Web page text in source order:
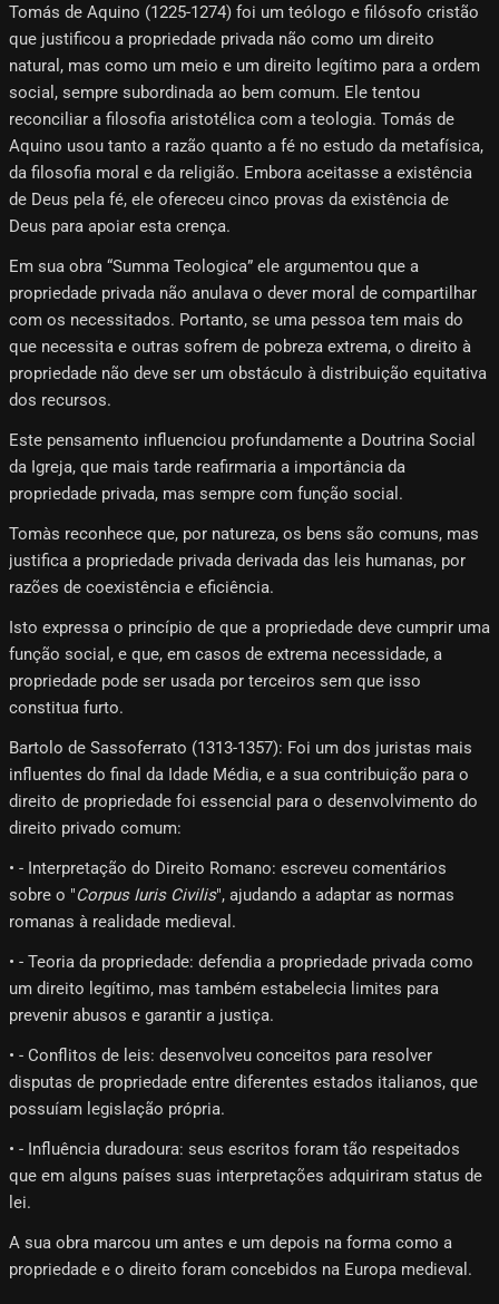
Tomás de Aquino (1225-1274) foi um teólogo e filósofo cristão
que justificou a propriedade privada não como um direito
natural, mas como um meio e um direito legítimo para a ordem
social, sempre subordinada ao bem comum. Ele tentou
reconciliar a filosofia aristotélica com a teologia. Tomás de
Aquino usou tanto a razão quanto a fé no estudo da metafísica,
da filosofia moral e da religião. Embora aceitasse a existência
de Deus pela fé, ele ofereceu cinco provas da existência de
Deus para apoiar esta crença.
Em sua obra “Summa Teologica” ele argumentou que a
propriedade privada não anulava o dever moral de compartilhar
com os necessitados. Portanto, se uma pessoa tem mais do
que necessita e outras sofrem de pobreza extrema, o direito à
propriedade não deve ser um obstáculo à distribuição equitativa
dos recursos.
Este pensamento influenciou profundamente a Doutrina Social
da Igreja, que mais tarde reafirmaria a importância da
propriedade privada, mas sempre com função social.
Tomàs reconhece que, por natureza, os bens são comuns, mas
justifica a propriedade privada derivada das leis humanas, por
razões de coexistência e eficiência.
Isto expressa o princípio de que a propriedade deve cumprir uma
função social, e que, em casos de extrema necessidade, a
propriedade pode ser usada por terceiros sem que isso
constitua furto.
Bartolo de Sassoferrato (1313-1357): Foi um dos juristas mais
influentes do final da Idade Média, e a sua contribuição para o
direito de propriedade foi essencial para o desenvolvimento do
direito privado comum:
• - Interpretação do Direito Romano: escreveu comentários
sobre o "Corpus Iuris Civilis", ajudando a adaptar as normas
romanas à realidade medieval.
• - Teoria da propriedade: defendia a propriedade privada como
um direito legítimo, mas também estabelecia limites para
prevenir abusos e garantir a justiça.
• - Conflitos de leis: desenvolveu conceitos para resolver
disputas de propriedade entre diferentes estados italianos, que
possuíam legislação própria.
• - Influência duradoura: seus escritos foram tão respeitados
que em alguns países suas interpretações adquiriram status de
lei.
A sua obra marcou um antes e um depois na forma como a
propriedade e o direito foram concebidos na Europa medieval.